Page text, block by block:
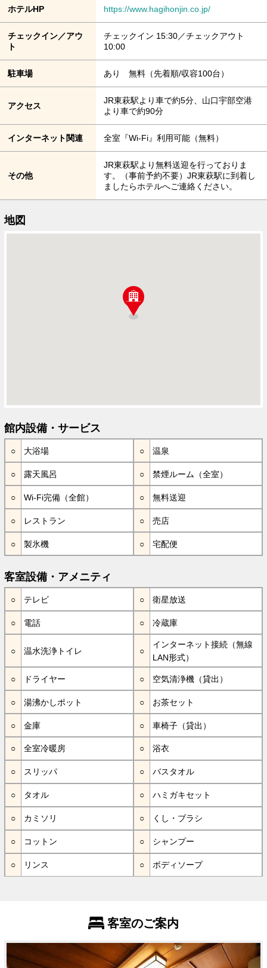
ホテルHP https://www.hagihonjin.co.jp/
チェックイン／アウ
ト
チェックイン 15:30／チェックアウト
10:00
駐車場 あり 無料（先着順/収容100台）
アクセス
JR東萩駅より車で約5分、山口宇部空港
より車で約90分
インターネット関連 全室『Wi-Fi』利用可能（無料）
その他
JR東萩駅より無料送迎を行っておりま
す。（事前予約不要）JR東萩駅に到着し
ましたらホテルへご連絡ください。
地図
館内設備・サービス
大浴場 温泉
露天風呂 禁煙ルーム（全室）
Wi-Fi完備（全館） 無料送迎
レストラン 売店
製氷機 宅配便
客室設備・アメニティ
テレビ 衛星放送
電話 冷蔵庫
温水洗浄トイレ
インターネット接続（無線
LAN形式）
ドライヤー 空気清浄機（貸出）
湯沸かしポット お茶セット
金庫 車椅子（貸出）
全室冷暖房 浴衣
スリッパ バスタオル
タオル ハミガキセット
カミソリ くし・ブラシ
コットン シャンプー
リンス ボディソープ
客室のご案内